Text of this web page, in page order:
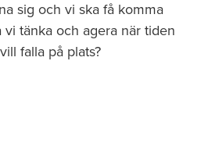
sig och vi ska få komma
tänka och agera när tiden
falla på plats?